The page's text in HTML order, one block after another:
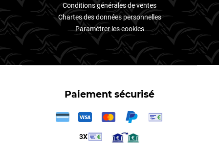
Conditions générales de ventes
Chartes des données personnelles
Paramétrer les cookies
Paiement sécurisé
3X